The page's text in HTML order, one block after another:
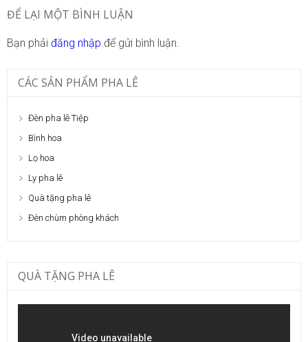
ĐỂ LẠI MỘT BÌNH LUẬN
Bạn phải đăng nhập để gửi bình luận.
CÁC SẢN PHẨM PHA LÊ
Đèn pha lê Tiệp
Bình hoa
Lọ hoa
Ly pha lê
Quà tặng pha lê
Đèn chùm phòng khách
QUÀ TẶNG PHA LÊ